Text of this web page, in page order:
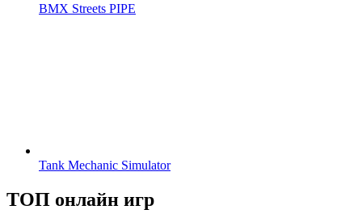
BMX Streets PIPE
Tank Mechanic Simulator
ТОП онлайн игр